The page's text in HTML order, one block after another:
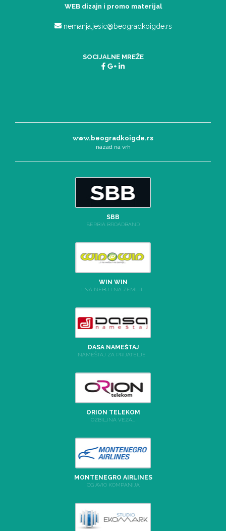
WEB dizajn i promo materijal
nemanja.jesic@beogradkoigde.rs
SOCIJALNE MREŽE
www.beogradkoigde.rs
nazad na vrh
SBB
SERBIA BROADBAND
WIN WIN
I NA NEBU I NA ZEMLJI...
DASA NAMEŠTAJ
NAMEŠTAJ ZA PRIJATELJE...
ORION TELEKOM
OZBILJNA VEZA...
MONTENEGRO AIRLINES
CG AVIO KOMPANIJA